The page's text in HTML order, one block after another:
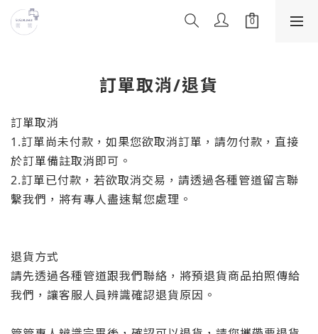
訂單取消/退貨
訂單取消
1.訂單尚未付款，如果您欲取消訂單，請勿付款，直接
於訂單備註取消即可。
2.訂單已付款，若欲取消交易，請透過各種管道留言聯
繫我們，將有專人盡速幫您處理。
退貨方式
請先透過各種管道跟我們聯絡，將預退貨商品拍照傳給
我們，讓客服人員辨識確認退貨原因。